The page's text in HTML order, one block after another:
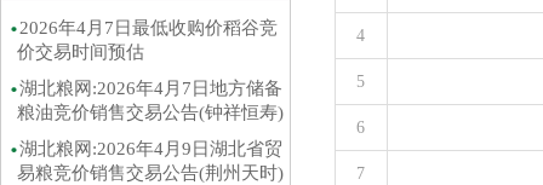
2026年4月7日最低收购价稻谷竞
价交易时间预估
湖北粮网:2026年4月7日地方储备
粮油竞价销售交易公告(钟祥恒寿)
湖北粮网:2026年4月9日湖北省贸
易粮竞价销售交易公告(荆州天时)
4
5
6
7